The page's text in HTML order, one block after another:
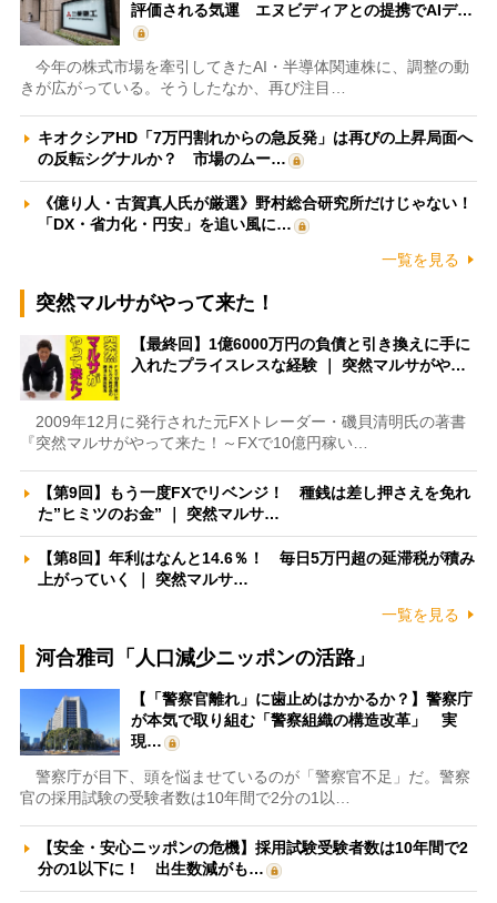
評価される気運 エヌビディアとの提携でAIデ…
今年の株式市場を牽引してきたAI・半導体関連株に、調整の動
きが広がっている。そうしたなか、再び注目…
キオクシアHD「7万円割れからの急反発」は再びの上昇局面へ
の反転シグナルか？ 市場のムー…
《億り人・古賀真人氏が厳選》野村総合研究所だけじゃない！
「DX・省力化・円安」を追い風に…
一覧を見る
突然マルサがやって来た！
【最終回】1億6000万円の負債と引き換えに手に
入れたプライスレスな経験 ｜ 突然マルサがや…
2009年12月に発行された元FXトレーダー・磯貝清明氏の著書
『突然マルサがやって来た！～FXで10億円稼い…
【第9回】もう一度FXでリベンジ！ 種銭は差し押さえを免れ
た”ヒミツのお金” ｜ 突然マルサ…
【第8回】年利はなんと14.6％！ 毎日5万円超の延滞税が積み
上がっていく ｜ 突然マルサ…
一覧を見る
河合雅司「人口減少ニッポンの活路」
【「警察官離れ」に歯止めはかかるか？】警察庁
が本気で取り組む「警察組織の構造改革」 実
現…
警察庁が目下、頭を悩ませているのが「警察官不足」だ。警察
官の採用試験の受験者数は10年間で2分の1以…
【安全・安心ニッポンの危機】採用試験受験者数は10年間で2
分の1以下に！ 出生数減がも…